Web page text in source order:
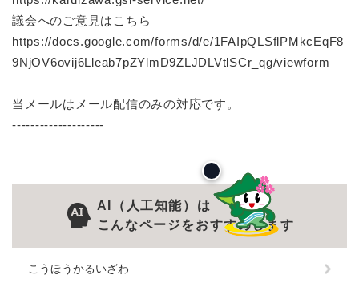
議会へのご意見はこちら
https://docs.google.com/forms/d/e/1FAIpQLSflPMkcEqF8
9NjOV6ovij6Lleab7pZYlmD9ZLJDLVtlSCr_qg/viewform
当メールはメール配信のみの対応です。
--------------------
AI（人工知能）は
こんなページをおすすめします
こうほうかるいざわ